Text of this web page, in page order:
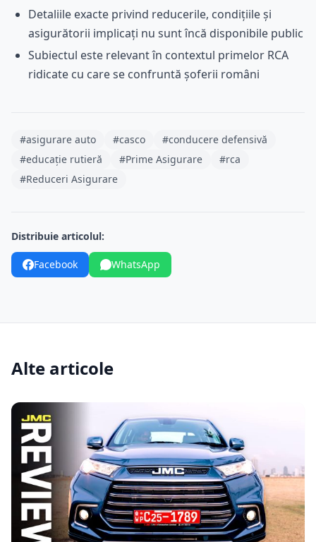
Detaliile exacte privind reducerile, condițiile și
asigurătorii implicați nu sunt încă disponibile public
Subiectul este relevant în contextul primelor RCA
ridicate cu care se confruntă șoferii români
#asigurare auto #casco
#conducere defensivă
#educație rutieră
#Prime Asigurare
#rca
#Reduceri Asigurare
Distribuie articolul:
Facebook WhatsApp
Alte articole